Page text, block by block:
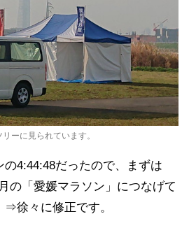
リーに見られています。
4:44:48だったので、まずは
の「愛媛マラソン」につなげて
徐々に修正です。